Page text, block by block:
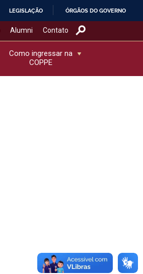
LEGISLAÇÃO ÓRGÃOS DO GOVERNO
Alumni Contato
Como ingressar na
COPPE